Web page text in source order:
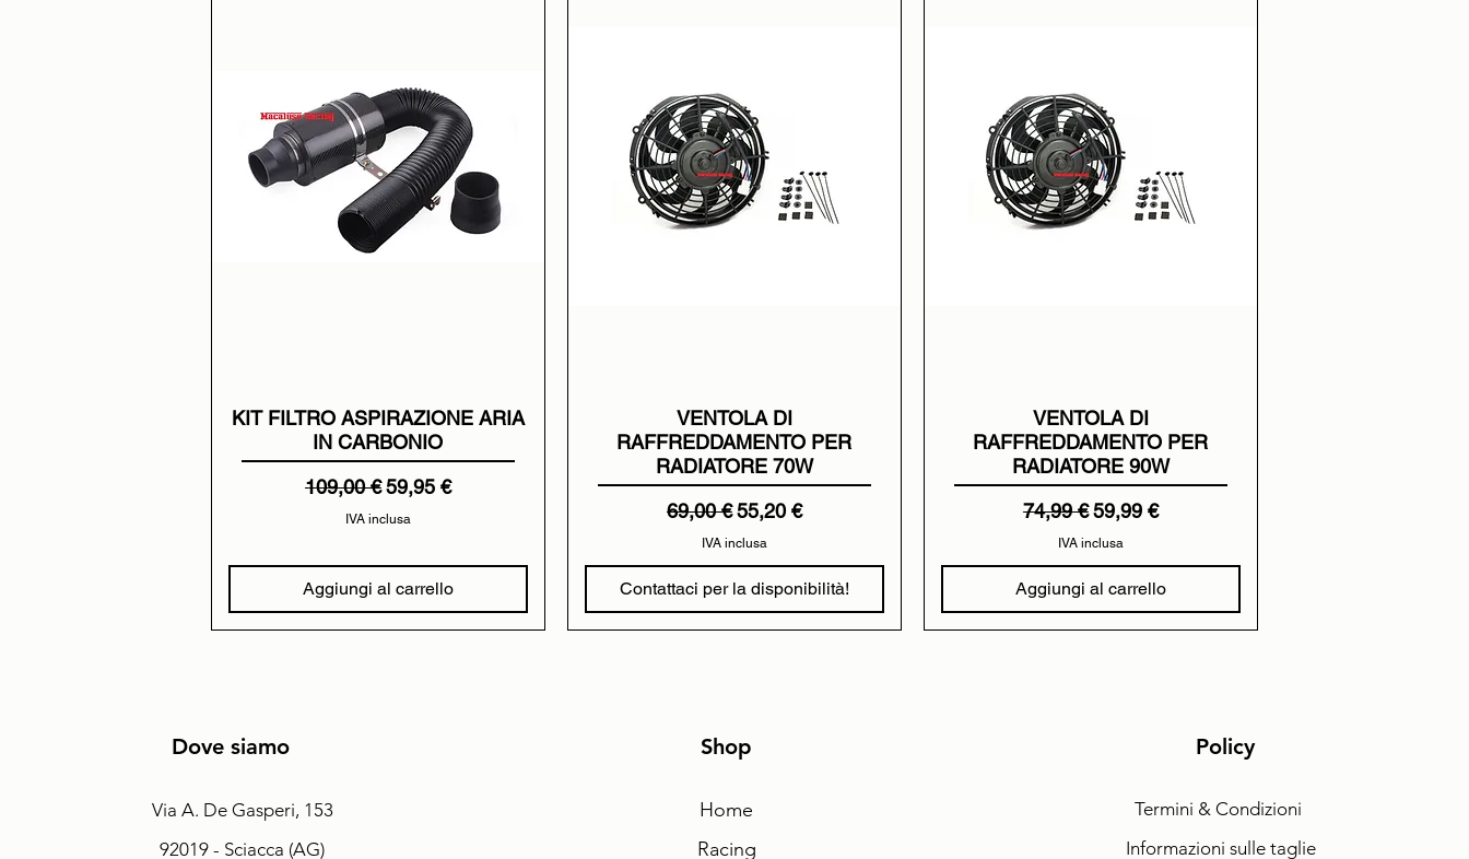
KIT FILTRO ASPIRAZIONE ARIA
IN CARBONIO
Prezzo regolare
109,00 €Prezzo scontato
59,95 €
IVA inclusa
Aggiungi al carrello
VENTOLA DI
RAFFREDDAMENTO PER
RADIATORE 70W
Prezzo regolare
69,00 €Prezzo scontato
55,20 €
IVA inclusa
Contattaci per la disponibilità!
VENTOLA DI
RAFFREDDAMENTO PER
RADIATORE 90W
Prezzo regolare
74,99 €Prezzo scontato
59,99 €
IVA inclusa
Aggiungi al carrello
Dove siamo
Via A. De Gasperi, 153
92019 - Sciacca (AG)
Shop
Home
Racing
Policy
Termini & Condizioni
Informazioni sulle taglie